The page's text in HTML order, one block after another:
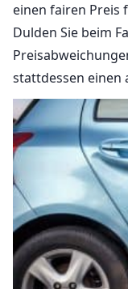
einen fairen Preis
Dulden Sie beim
stattdessen einen